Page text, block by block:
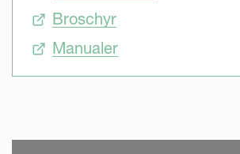
Broschyr
Manualer